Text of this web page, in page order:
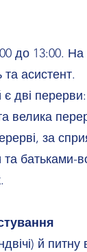
до 13:00. На
асистент.
є дві
велика
за
та батьками-
й